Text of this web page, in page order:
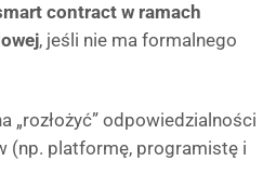
contract w ramach
, jeśli nie ma formalnego
„rozłożyć” odpowiedzialności
(np. platformę, programistę i